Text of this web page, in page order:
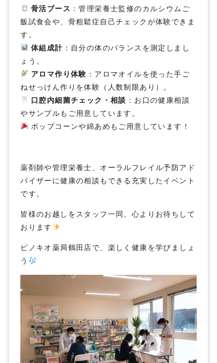
骨活ブース ：管理栄養士監修のカルシウムご
飯試食会や、骨粗鬆症自己チェックが体験できま
す。
体組成計 ：自分の体のバランスを測定しまし
ょう。
アロマ作り体験 ：アロマオイルを使った手ご
ねせっけん作りを体験（人数制限あり）。
口腔内細菌チェック・相談 ：お口の健康相談
やサンプルもご用意しています。
ポップコーンや綿あめもご用意しています！
薬剤師や管理栄養士、オーラルフレイル予防アド
バイザーに健康の相談もできる充実したイベント
です。
皆様のお越しをスタッフ一同、心よりお待ちして
おります
ピノキオ薬局鶴田店で、楽しく健康を学びましょ
う